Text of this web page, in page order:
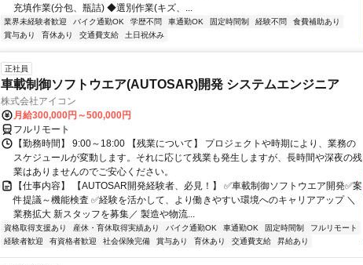
充填作業(分包、瓶詰) ◆選別作業(キズ、...
業界未経験者歓迎 バイク通勤OK 学歴不問 車通勤OK 固定時間制 経験不問
食費補助あり
賞与あり
育休あり 交通費支給 土日祝休み
正社員
車載制御ソフトウエア(AUTOSAR)開発 システムエンジニア
株式会社アイコン
月給300,000円～500,000円
フルリモート
【勤務時間】 9:00～18:00 【残業について】 プロジェクトや時期により、業務の
スケジュールが変動します。それに応じて残業も発生しますが、長時間や深夜の残
業はありませんのでご安心ください。
【仕事内容】 【AUTOSAR開発経験者、必見！】 ✅車載制御ソフトウエア開発✅案
件提議～機能検査 ✅経験を活かして、より働きやすい環境へのキャリアアップ ＼
業務拡大 新スタッフを募集／ 製造や物流...
資格取得支援あり 産休・育休取得実績あり バイク通勤OK 車通勤OK 固定時間制
フルリモート
経験者歓迎
有資格者歓迎 社会保険完備 賞与あり 育休あり 交通費支給 昇給あり